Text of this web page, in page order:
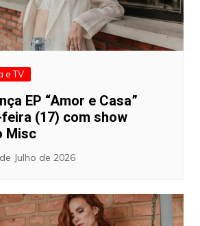
e TV
EP “Amor e Casa”
(17) com show
Misc
Julho de 2026